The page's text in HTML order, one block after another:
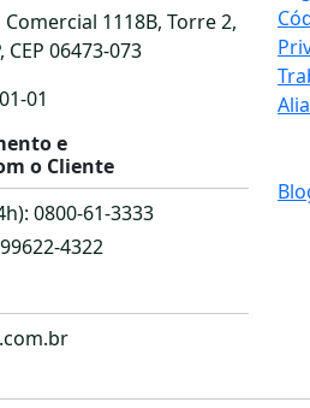
1118B, Torre 2,
CEP 06473-073
01
e
o Cliente
0800-61-3333
4322